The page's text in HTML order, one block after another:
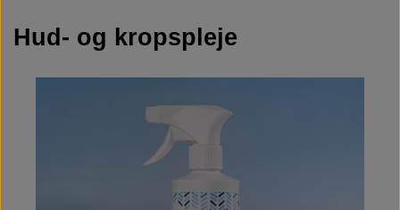
Hud- og kropspleje